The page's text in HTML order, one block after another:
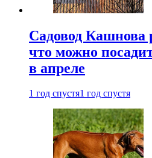
Садовод Кашнова
что можно
в апреле
1 год спустя1 год спустя